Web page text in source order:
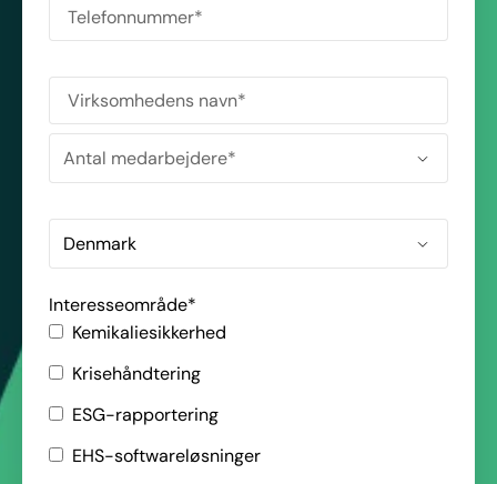
Interesseområde*
Kemikaliesikkerhed
Krisehåndtering
ESG-rapportering
EHS-softwareløsninger